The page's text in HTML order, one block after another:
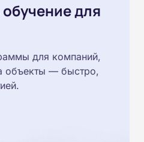
для
для компаний,
объекты — быстро,